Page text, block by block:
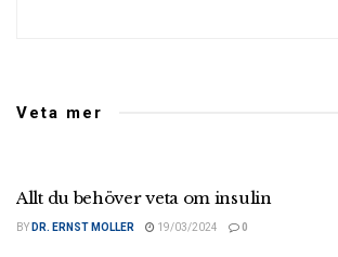
Veta mer
Allt du behöver veta om insulin
BY DR. ERNST MOLLER 19/03/2024 0